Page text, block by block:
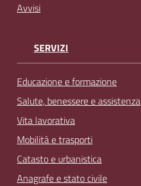
Avvisi
SERVIZI
Educazione e formazione
Salute, benessere e assistenza
Vita lavorativa
Mobilità e trasporti
Catasto e urbanistica
Anagrafe e stato civile